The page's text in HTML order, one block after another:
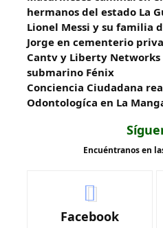
hermanos del estado La
Lionel Messi y su familia
Jorge en cementerio
Cantv y Liberty
submarino Fénix
Conciencia Ciudadana
Odontologíca en La
Encuéntranos en
Facebook